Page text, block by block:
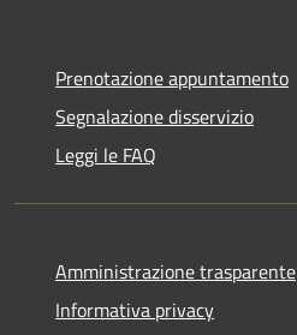
Prenotazione appuntamento
Segnalazione disservizio
Leggi le FAQ
Amministrazione trasparente
Informativa privacy